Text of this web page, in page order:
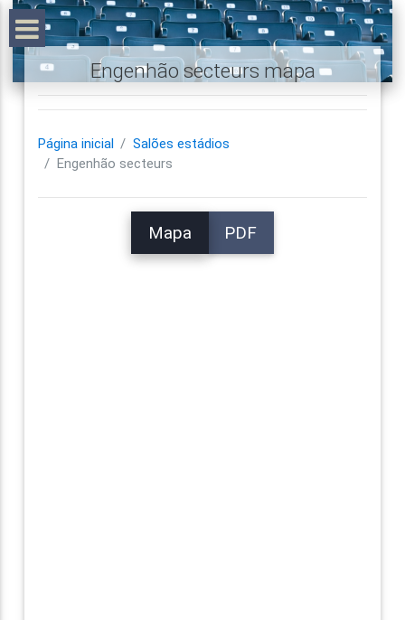
Engenhão secteurs mapa
Página inicial
Salões estádios
Engenhão secteurs
Mapa PDF